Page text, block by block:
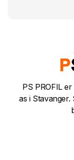
PS PROFIL
as i